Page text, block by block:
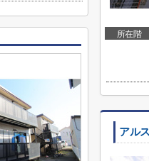
所在階
アル